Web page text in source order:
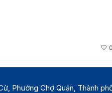
Phường Chợ Quán, Thành